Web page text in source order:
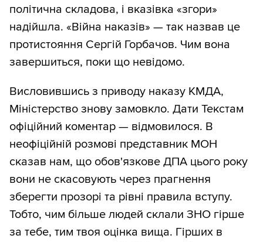
політична складова, і вказівка «згори»
надійшла. «Війна наказів» — так назвав це
протистояння Сергій Горбачов. Чим вона
завершиться, поки що невідомо.
Висловившись з приводу наказу КМДА,
Міністерство знову замовкло. Дати Текстам
офіційний коментар — відмовилося. В
неофіційній розмові представник МОН
сказав нам, що обов'язкове ДПА цього року
вони не скасовують через прагнення
зберегти прозорі та рівні правила вступу.
Тобто, чим більше людей склали ЗНО гірше
за тебе, тим твоя оцінка вища. Гірших в